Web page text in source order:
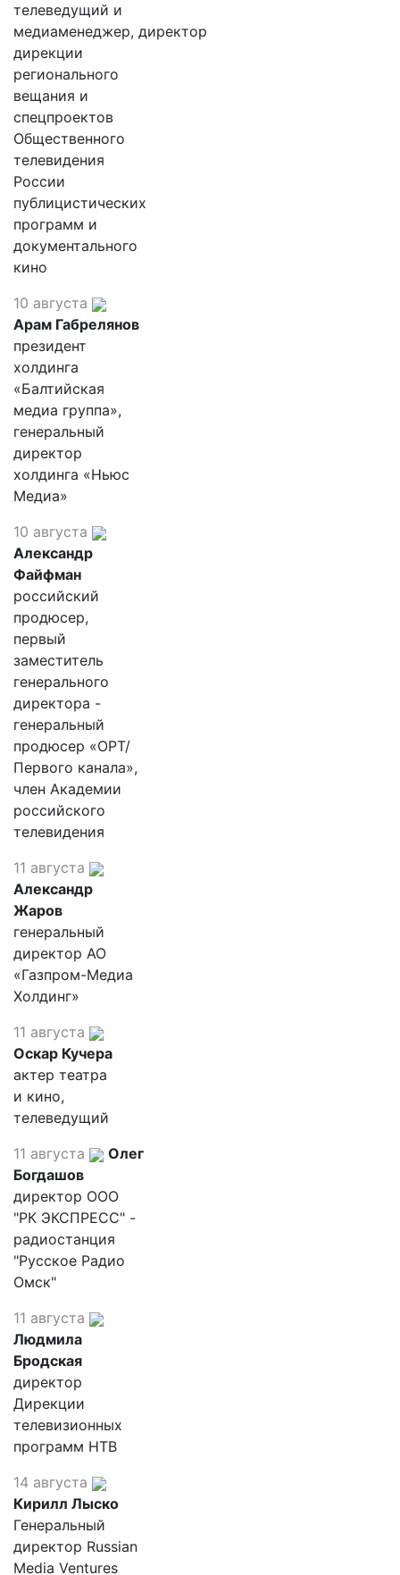
телеведущий и
медиаменеджер, директор
дирекции
регионального
вещания и
спецпроектов
Общественного
телевидения
России
публицистических
программ и
документального
кино
10 августа
Арам Габрелянов
президент
холдинга
«Балтийская
медиа группа»,
генеральный
директор
холдинга «Ньюс
Медиа»
10 августа
Александр
Файфман
российский
продюсер,
первый
заместитель
генерального
директора -
генеральный
продюсер «ОРТ/
Первого канала»,
член Академии
российского
телевидения
11 августа
Александр
Жаров
генеральный
директор АО
«Газпром-Медиа
Холдинг»
11 августа
Оскар Кучера
актер театра
и кино,
телеведущий
11 августа
Олег
Богдашов
директор ООО
"РК ЭКСПРЕСС" -
радиостанция
"Русское Радио
Омск"
11 августа
Людмила
Бродская
директор
Дирекции
телевизионных
программ НТВ
14 августа
Кирилл Лыско
Генеральный
директор Russian
Media Ventures